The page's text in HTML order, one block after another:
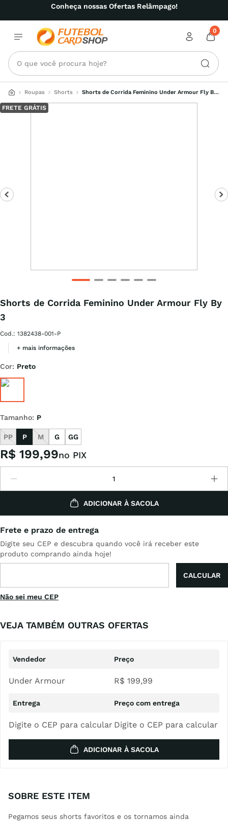
Conheça nossas Ofertas Relâmpago!
0
O que você procura hoje?
Roupas Shorts
Shorts de Corrida Feminino Under Armour Fly By
FRETE GRÁTIS
Shorts de Corrida Feminino Under Armour Fly By
3
Cod.: 1382438-001-P
+ mais informações
Cor: Preto
Tamanho: P
PP P M G GG
R$ 199,99no PIX
ADICIONAR À SACOLA
Não sei meu CEP
VEJA TAMBÉM OUTRAS OFERTAS
Under Armour R$ 199,99
Digite o CEP para calcular Digite o CEP para calcular
ADICIONAR À SACOLA
SOBRE ESTE ITEM
Pegamos seus shorts favoritos e os tornamos ainda